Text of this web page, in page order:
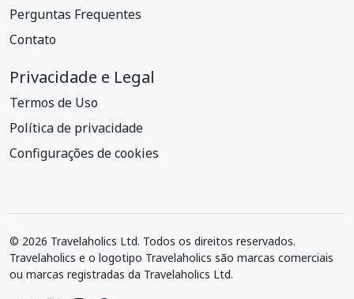
Perguntas Frequentes
Contato
Privacidade e Legal
Termos de Uso
Política de privacidade
Configurações de cookies
© 2026 Travelaholics Ltd. Todos os direitos reservados.
Travelaholics e o logotipo Travelaholics são marcas comerciais
ou marcas registradas da Travelaholics Ltd.